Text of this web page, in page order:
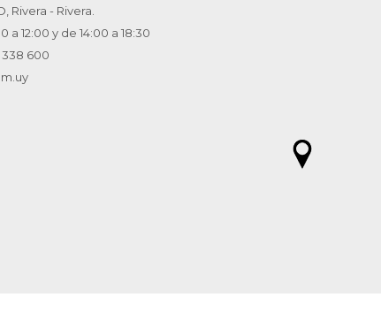
Rivera - Rivera.
a 12:00 y de 14:00 a 18:30
338 600